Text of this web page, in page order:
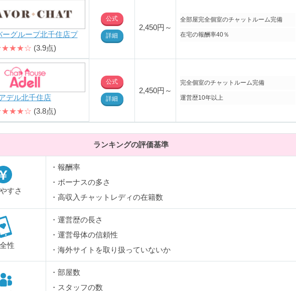
ーグループ北千住店プ
(3.9点)
公式
詳細
2,450円～
全部屋完全個室のチャットルーム完備
在宅の報酬率40％
デル北千住店
(3.8点)
公式
詳細
2,450円～
完全個室のチャットルーム完備
運営歴10年以上
ランキングの評価基準
すさ
・報酬率
・ボーナスの多さ
・高収入チャットレディの在籍数
性
・運営歴の長さ
・運営母体の信頼性
・海外サイトを取り扱っていないか
・部屋数
・スタッフの数